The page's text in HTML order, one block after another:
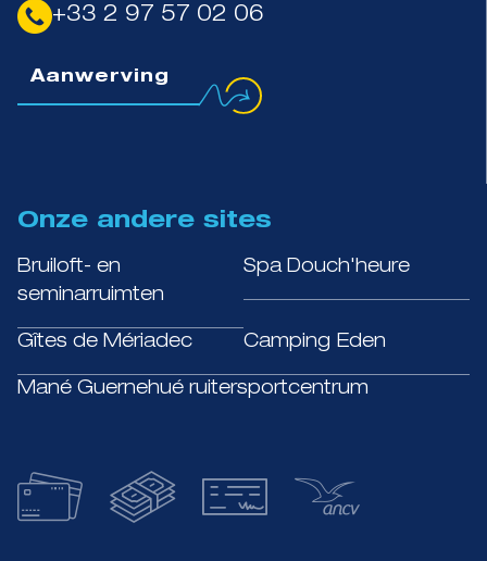
+33 2 97 57 02 06
Aanwerving
Onze andere sites
Bruiloft- en
seminarruimten
Spa Douch'heure
Gîtes de Mériadec Camping Eden
Mané Guernehué ruitersportcentrum